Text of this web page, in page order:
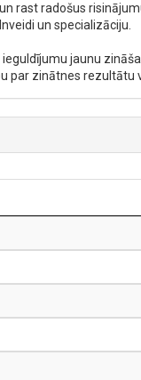
rast radošus
un specializāciju.
jaunu
par zinātnes